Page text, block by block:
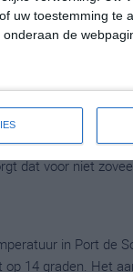
uw toestemming te
de
dat voor niet
in Port de
10 graden. Het
de hele maand
dat voor niet
in Port de
14 graden. Het